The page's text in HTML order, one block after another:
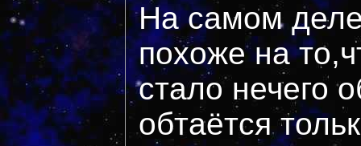
На самом
похоже на
стало нечего
обтаётся